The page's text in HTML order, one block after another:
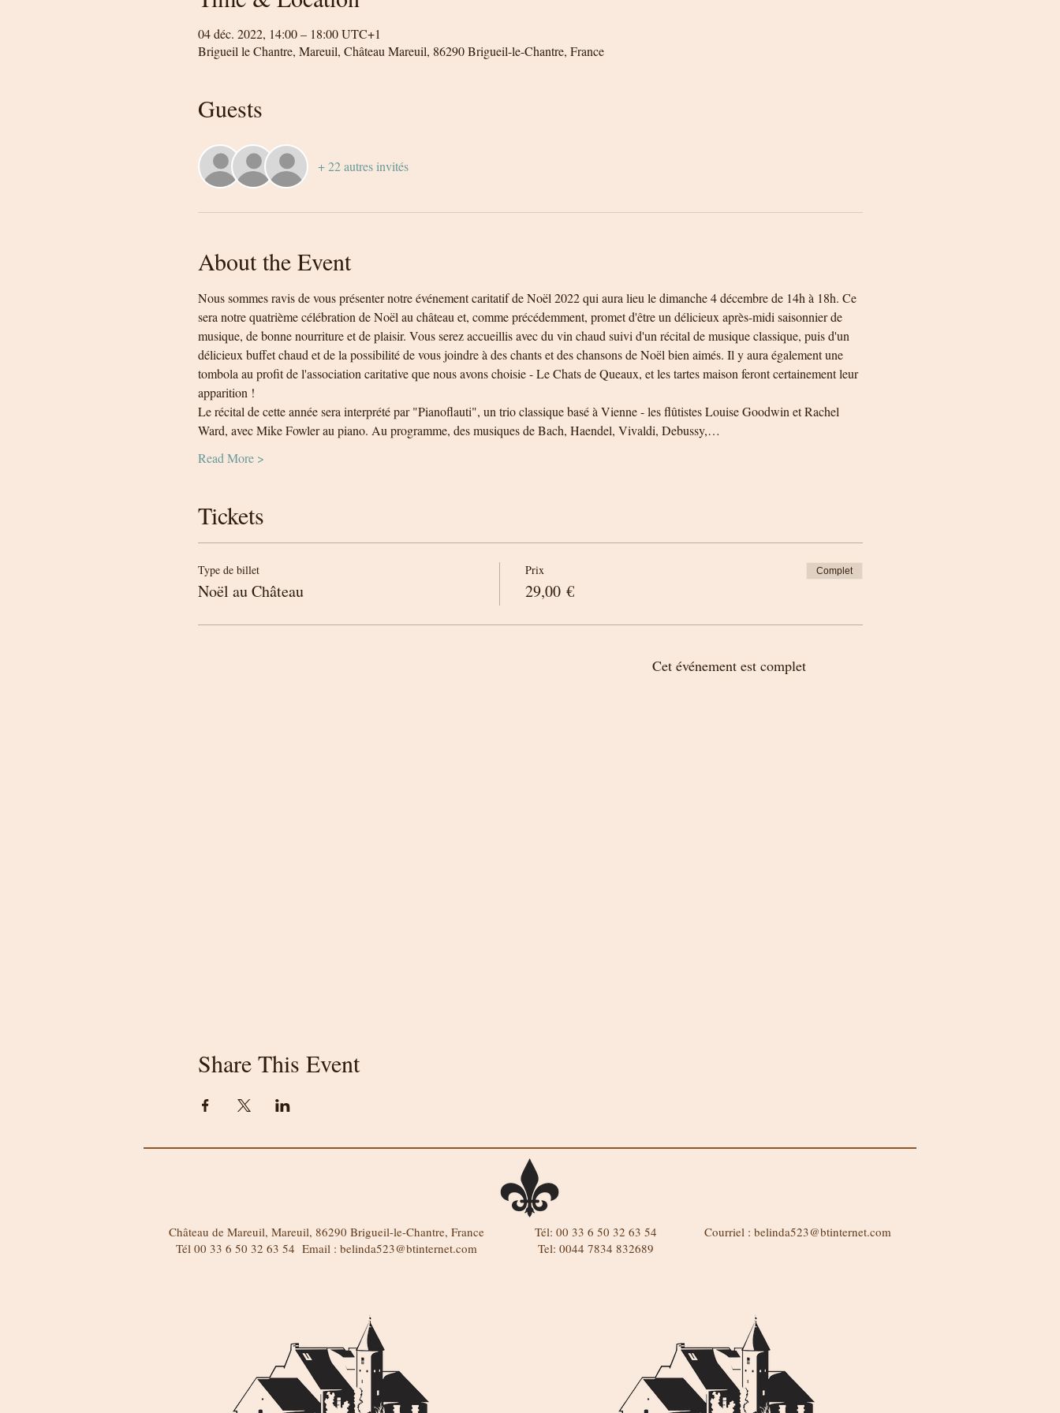
04 déc. 2022, 14:00 – 18:00 UTC+1
Brigueil le Chantre, Mareuil, Château Mareuil, 86290 Brigueil-le-Chantre, France
Guests
+ 22 autres invités
About the Event
Nous sommes ravis de vous présenter notre événement caritatif de Noël 2022 qui aura lieu le dimanche 4 décembre de 14h à 18h. Ce
sera notre quatrième célébration de Noël au château et, comme précédemment, promet d'être un délicieux après-midi saisonnier de
musique, de bonne nourriture et de plaisir. Vous serez accueillis avec du vin chaud suivi d'un récital de musique classique, puis d'un
délicieux buffet chaud et de la possibilité de vous joindre à des chants et des chansons de Noël bien aimés. Il y aura également une
tombola au profit de l'association caritative que nous avons choisie - Le Chats de Queaux, et les tartes maison feront certainement leur
apparition !
Le récital de cette année sera interprété par "Pianoflauti", un trio classique basé à Vienne - les flûtistes Louise Goodwin et Rachel
Ward, avec Mike Fowler au piano. Au programme, des musiques de Bach, Haendel, Vivaldi, Debussy,…
Read More >
Tickets
Type de billet
Noël au Château
Prix
29,00 €
Complet
Cet événement est complet
Share This Event
Château de Mareuil, Mareuil, 86290 Brigueil-le-Chantre, France
Tél 00 33 6 50 32 63 54 Email : belinda523@btinternet.com
Tél: 00 33 6 50 32 63 54
Tel: 0044 7834 832689
Courriel : belinda523@btinternet.com